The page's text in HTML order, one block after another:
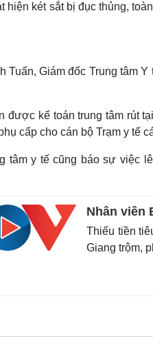
hiện két sắt bị đục thủng,
Tuấn, Giám đốc Trung tâm
được kế toán trung tâm rút
cấp cho cán bộ Trạm y tế
tâm y tế cũng báo sự việc
Nhân viên
Thiếu tiền
Giang trộm,